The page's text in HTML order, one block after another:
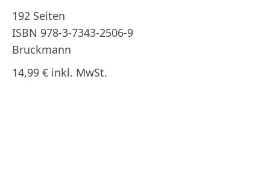
192 Seiten
ISBN 978-3-7343-2506-9
Bruckmann
14,99 € inkl. MwSt.